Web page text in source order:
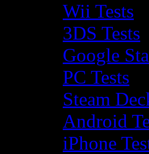
Wii Tests
3DS Tests
Google
PC Tests
Steam
Android
iPhone